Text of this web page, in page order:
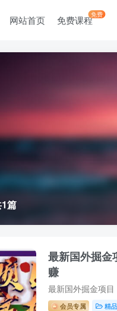
网站首页 免费课程免费
篇
最新国外掘金
赚
最新国外掘金项
会员专属 精